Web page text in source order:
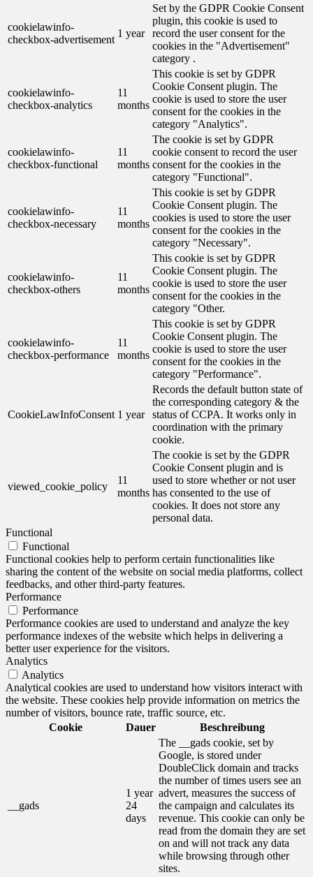
cookielawinfo-
checkbox-advertisement
1 year
Set by the GDPR Cookie Consent
plugin, this cookie is used to
record the user consent for the
cookies in the "Advertisement"
category .
cookielawinfo-
checkbox-analytics
11
months
This cookie is set by GDPR
Cookie Consent plugin. The
cookie is used to store the user
consent for the cookies in the
category "Analytics".
cookielawinfo-
checkbox-functional
11
months
The cookie is set by GDPR
cookie consent to record the user
consent for the cookies in the
category "Functional".
cookielawinfo-
checkbox-necessary
11
months
This cookie is set by GDPR
Cookie Consent plugin. The
cookies is used to store the user
consent for the cookies in the
category "Necessary".
cookielawinfo-
checkbox-others
11
months
This cookie is set by GDPR
Cookie Consent plugin. The
cookie is used to store the user
consent for the cookies in the
category "Other.
cookielawinfo-
checkbox-performance
11
months
This cookie is set by GDPR
Cookie Consent plugin. The
cookie is used to store the user
consent for the cookies in the
category "Performance".
CookieLawInfoConsent 1 year
Records the default button state of
the corresponding category & the
status of CCPA. It works only in
coordination with the primary
cookie.
viewed_cookie_policy
11
months
The cookie is set by the GDPR
Cookie Consent plugin and is
used to store whether or not user
has consented to the use of
cookies. It does not store any
personal data.
Functional
Functional
Functional cookies help to perform certain functionalities like
sharing the content of the website on social media platforms, collect
feedbacks, and other third-party features.
Performance
Performance
Performance cookies are used to understand and analyze the key
performance indexes of the website which helps in delivering a
better user experience for the visitors.
Analytics
Analytics
Analytical cookies are used to understand how visitors interact with
the website. These cookies help provide information on metrics the
number of visitors, bounce rate, traffic source, etc.
Cookie
Dauer Beschreibung
__gads
1 year
24
days
The __gads cookie, set by
Google, is stored under
DoubleClick domain and tracks
the number of times users see an
advert, measures the success of
the campaign and calculates its
revenue. This cookie can only be
read from the domain they are set
on and will not track any data
while browsing through other
sites.